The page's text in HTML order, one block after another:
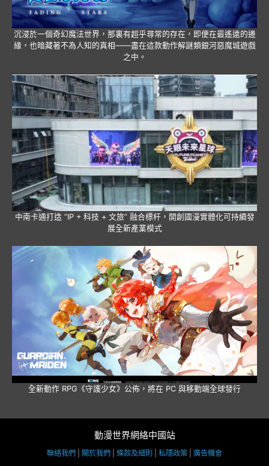
沉浸於一個奇幻魔法世界，那裏有超乎尋常的存在，即便在最遙遠的邊
緣，也暗藏著不為人知的真相——盡在這款動作解謎類銀河惡魔城遊戲
之中。
中南卡通打造 “IP + 科技 + 文旅” 融合標杆，開創國漫實體化可持續發
展全新產業模式
全新動作 RPG《守護少女》公佈，將在 PC 與移動端全球發行
動漫世界網絡中國站
聯絡我們 關於我們 條款及細則 私隱政策 廣告機會